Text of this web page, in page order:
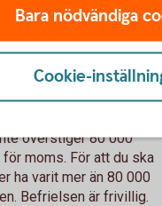
har gjort eller
medan att föreläsa om
det. Är du osäker kan
överstiger 80 000
moms. För att du ska
ha varit mer än 80 000
Befrielsen är frivillig.
Bara nödvändiga
Cookie-